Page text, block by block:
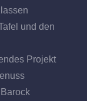
und den
Projekt